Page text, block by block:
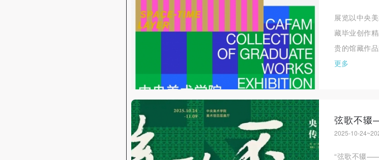
展览以中央
藏毕业创作
贵的馆藏作
更多
弦歌不辍
2025-10-
“弦歌不辍——
可使用雅昌艺术网会员账户登录